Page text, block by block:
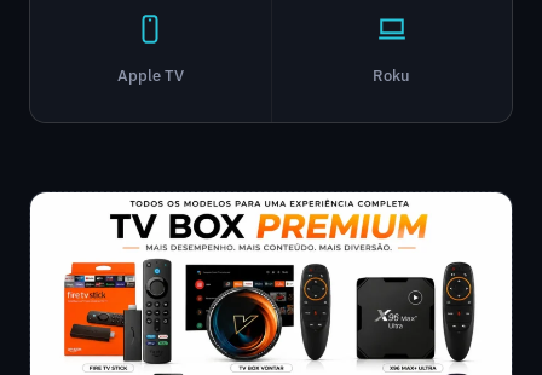
Apple TV Roku